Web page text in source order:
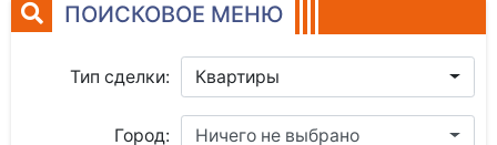
ПОИСКОВОЕ МЕНЮ
Тип сделки: Квартиры
Город: Ничего не выбрано